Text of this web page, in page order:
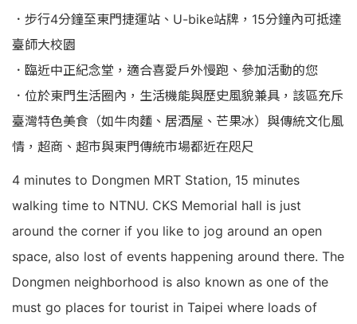
．步行4分鐘至東門捷運站、U-bike站牌，15分鐘內可抵達
臺師大校園
．臨近中正紀念堂，適合喜愛戶外慢跑、參加活動的您
．位於東門生活圈內，生活機能與歷史風貌兼具，該區充斥
臺灣特色美食（如牛肉麵、居酒屋、芒果冰）與傳統文化風
情，超商、超市與東門傳統市場都近在咫尺
4 minutes to Dongmen MRT Station, 15 minutes
walking time to NTNU. CKS Memorial hall is just
around the corner if you like to jog around an open
space, also lost of events happening around there. The
Dongmen neighborhood is also known as one of the
must go places for tourist in Taipei where loads of